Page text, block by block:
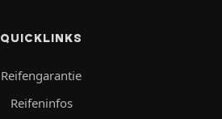
QUICKLINKS
Reifengarantie
Reifeninfos